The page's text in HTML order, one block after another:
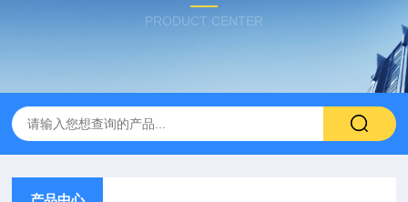
PRODUCT CENTER